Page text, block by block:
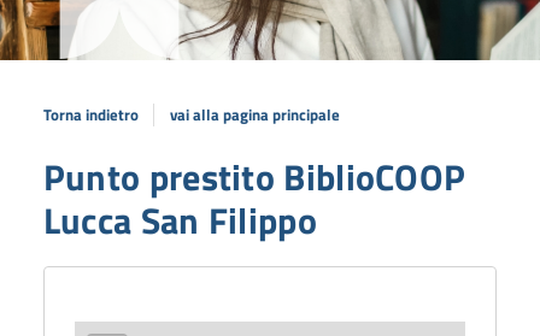
Torna indietro vai alla pagina principale
Punto prestito BiblioCOOP
Lucca San Filippo